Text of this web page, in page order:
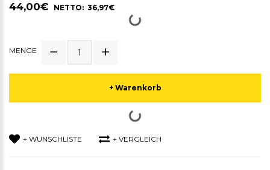
44,00€ NETTO: 36,97€
MENGE
+ Warenkorb
+ WUNSCHLISTE + VERGLEICH